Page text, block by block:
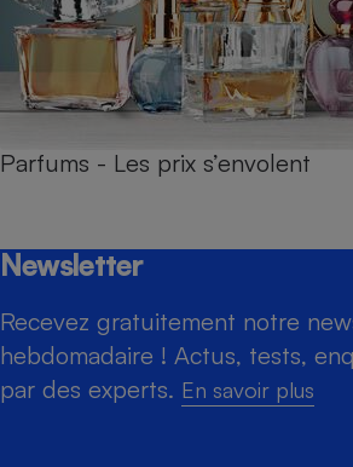
Parfums - Les prix s’envolent
Newsletter
Recevez gratuitement notre
hebdomadaire ! Actus, tests,
par des experts. En savoir plus